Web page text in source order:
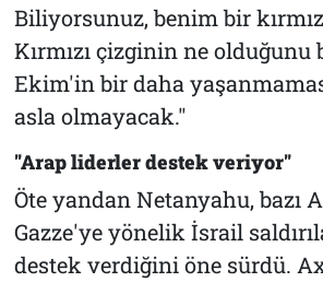
Biliyorsunuz, benim bir
Kırmızı çizginin ne
Ekim'in bir daha
asla olmayacak."
"Arap liderler destek veriyor"
Öte yandan Netanyahu, bazı
Gazze'ye yönelik İsrail
destek verdiğini öne sürdü.